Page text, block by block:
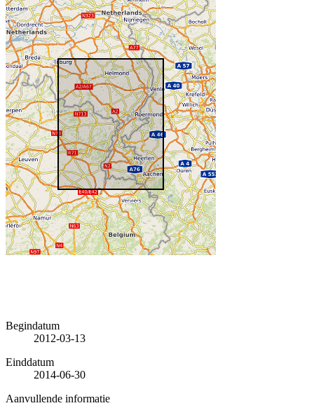
Begindatum
2012-03-13
Einddatum
2014-06-30
Aanvullende informatie